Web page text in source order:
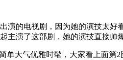
演的电视剧，因为她的演技太
主演了这部剧，她的演技直接帅
单大气优雅时髦，大家看上面